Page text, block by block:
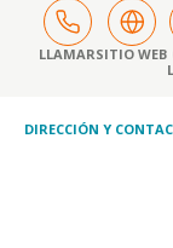
LLAMARSITIO WEB
DIRECCIÓN Y